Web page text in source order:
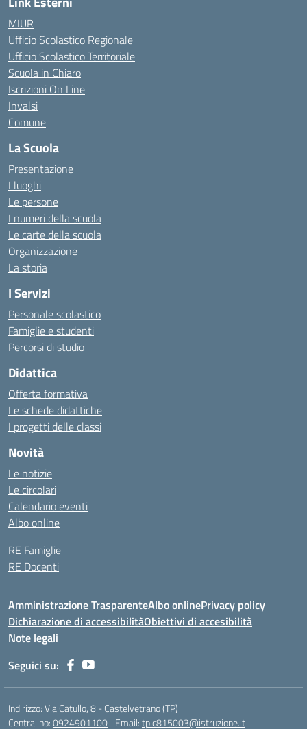
MIUR
Ufficio Scolastico Regionale
Ufficio Scolastico Territoriale
Scuola in Chiaro
Iscrizioni On Line
Invalsi
Comune
La Scuola
Presentazione
I luoghi
Le persone
I numeri della scuola
Le carte della scuola
Organizzazione
La storia
I Servizi
Personale scolastico
Famiglie e studenti
Percorsi di studio
Didattica
Offerta formativa
Le schede didattiche
I progetti delle classi
Novità
Le notizie
Le circolari
Calendario eventi
Albo online
RE Famiglie
RE Docenti
Amministrazione TrasparenteAlbo onlinePrivacy policy
Dichiarazione di accessibilitàObiettivi di accesibilità
Note legali
Seguici su:
Indirizzo:Via Catullo, 8 - Castelvetrano (TP)
Centralino:0924901100 Email:tpic815003@istruzione.it